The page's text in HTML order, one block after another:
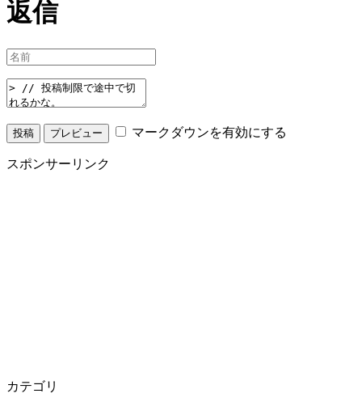
返信
マークダウンを有効にする
スポンサーリンク
カテゴリ